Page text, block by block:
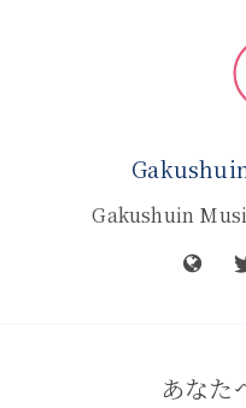
Gakushuin
あなた